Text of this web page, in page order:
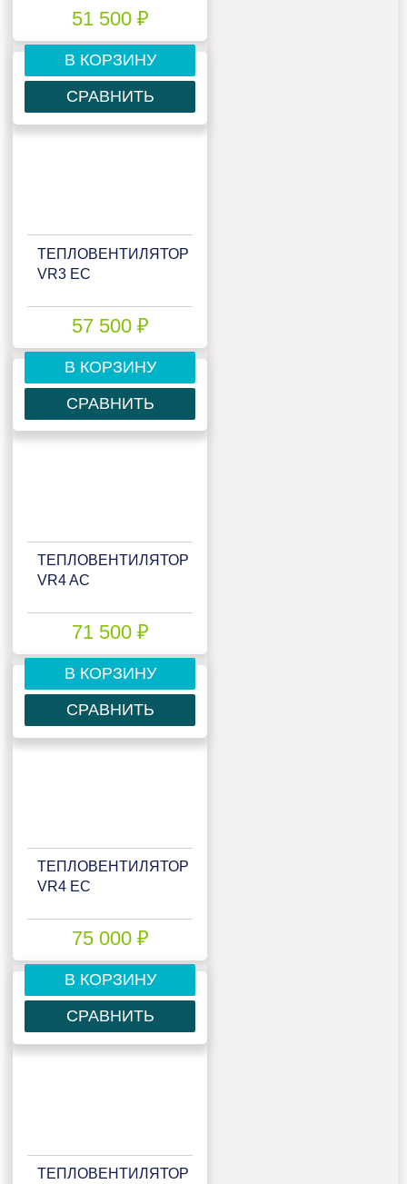
51 500 ₽
В КОРЗИНУ
СРАВНИТЬ
ТЕПЛОВЕНТИЛЯТОР
VR3 EC
57 500 ₽
В КОРЗИНУ
СРАВНИТЬ
ТЕПЛОВЕНТИЛЯТОР
VR4 AC
71 500 ₽
В КОРЗИНУ
СРАВНИТЬ
ТЕПЛОВЕНТИЛЯТОР
VR4 EC
75 000 ₽
В КОРЗИНУ
СРАВНИТЬ
ТЕПЛОВЕНТИЛЯТОР